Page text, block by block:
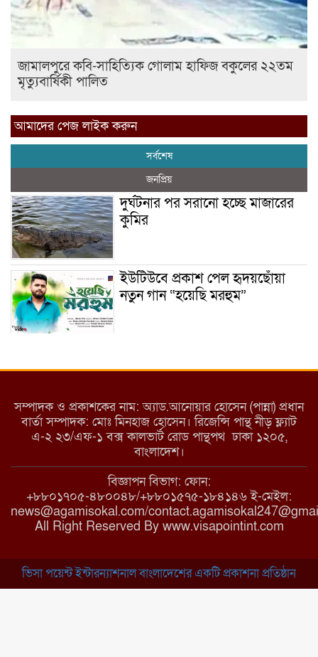
জামালপুরে কবি-সাহিত্যিক গোলাম হাফিজ বকুলের ২২তম
মৃত্যুবার্ষিকী পালিত
আমাদের পেজ লাইক করুন
সর্বশেষ
জনপ্রিয়
দুর্ঘটনার পর সরানো হচ্ছে মাজারের
কুমির
ইউটিউবে প্রকাশ পেল হৃদয়ছোঁয়া
নতুন গান “হয়েছি মরহুম”
মরণ নেশা
মাধবপুরে কমিউনিটি ক্লিনিকে
অনিয়মের অভিযোগ
রাজবাড়ী: বালিয়াকান্দিতে কিশোরীর
ঝুলন্ত মরদেহ উদ্ধার
সম্পাদক ও প্রকাশকের নাম: অ্যাড.আনোয়ার হোসেন (পান্না) প্রধান
বার্তা সম্পাদক: মোঃ মিনহাজ হোসেন। রিজেন্সি পান্থ নীড় ফ্ল্যাট
এ-২ ২৩/এফ-১ বক্স কালভার্ট রোড পান্থপথ ঢাকা ১২০৫,
বাংলাদেশ।
বিজ্ঞাপন বিভাগ: ফোন:
+৮৮০১৭০৫-৪৮০০৪৮/+৮৮০১৫৭৫-১৮৪১৪৬ ই-মেইল:
news@agamisokal.com/
All Right Reserved By www.visapointint.com
ভিসা পয়েন্ট ইন্টারন্যাশনাল বাংলাদেশের একটি প্রকাশনা প্রতিষ্ঠান